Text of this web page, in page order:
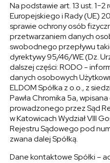
Na podstawie art. 13 ust.
Europejskiego i Rady (UE)
sprawie ochrony osób
przetwarzaniem danych
swobodnego przepływu
dyrektywy 95/46/WE (Dz.
dalszej części: RODO -
danych osobowych
ELDOM Spółka z o.o., z
Pawła Chromika 5a,
prowadzonego przez Sąd
w Katowicach Wydział VIII
Rejestru Sądowego pod
zwana dalej Spółką.
Dane kontaktowe Spółki –